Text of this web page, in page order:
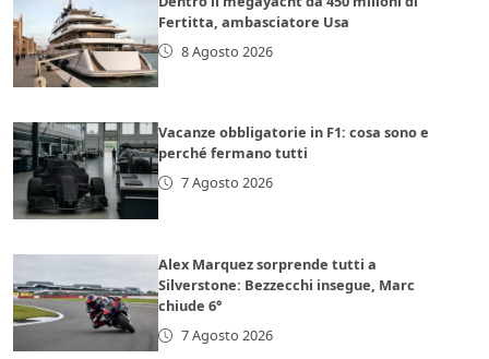
Fertitta, ambasciatore Usa
8 Agosto 2026
Vacanze obbligatorie in F1: cosa sono e
perché fermano tutti
7 Agosto 2026
Alex Marquez sorprende tutti a
Silverstone: Bezzecchi insegue, Marc
chiude 6°
7 Agosto 2026